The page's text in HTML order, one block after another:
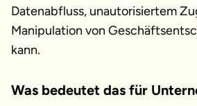
Datenabfluss, unautorisiertem
Manipulation von
kann.
Was bedeutet das für